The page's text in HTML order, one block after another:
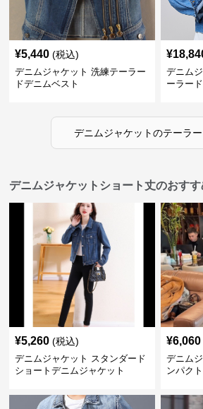
¥5,440 (税込)
デニムジャケット 洗練テーラー
ドデニムベスト
¥
デニム
ーラー
デニムジャケットのテーラー
デニムジャケットショート丈のおす
¥5,260 (税込)
デニムジャケット スタンダード
ショートデニムジャケット
¥6,060
デニム
ンパク